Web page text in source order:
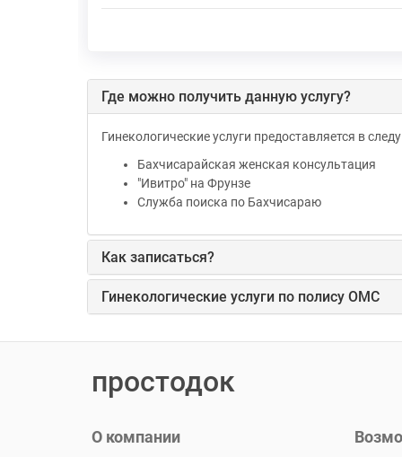
Где можно получить данную услугу?
Гинекологические услуги предоставляется в
Бахчисарайская женская консультация
"Ивитро" на Фрунзе
Служба поиска по Бахчисараю
Как записаться?
Гинекологические услуги по полису ОМС
простодок
О компании